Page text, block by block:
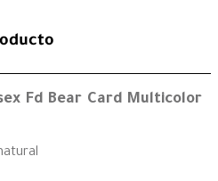
Fd Bear Card Multicolor